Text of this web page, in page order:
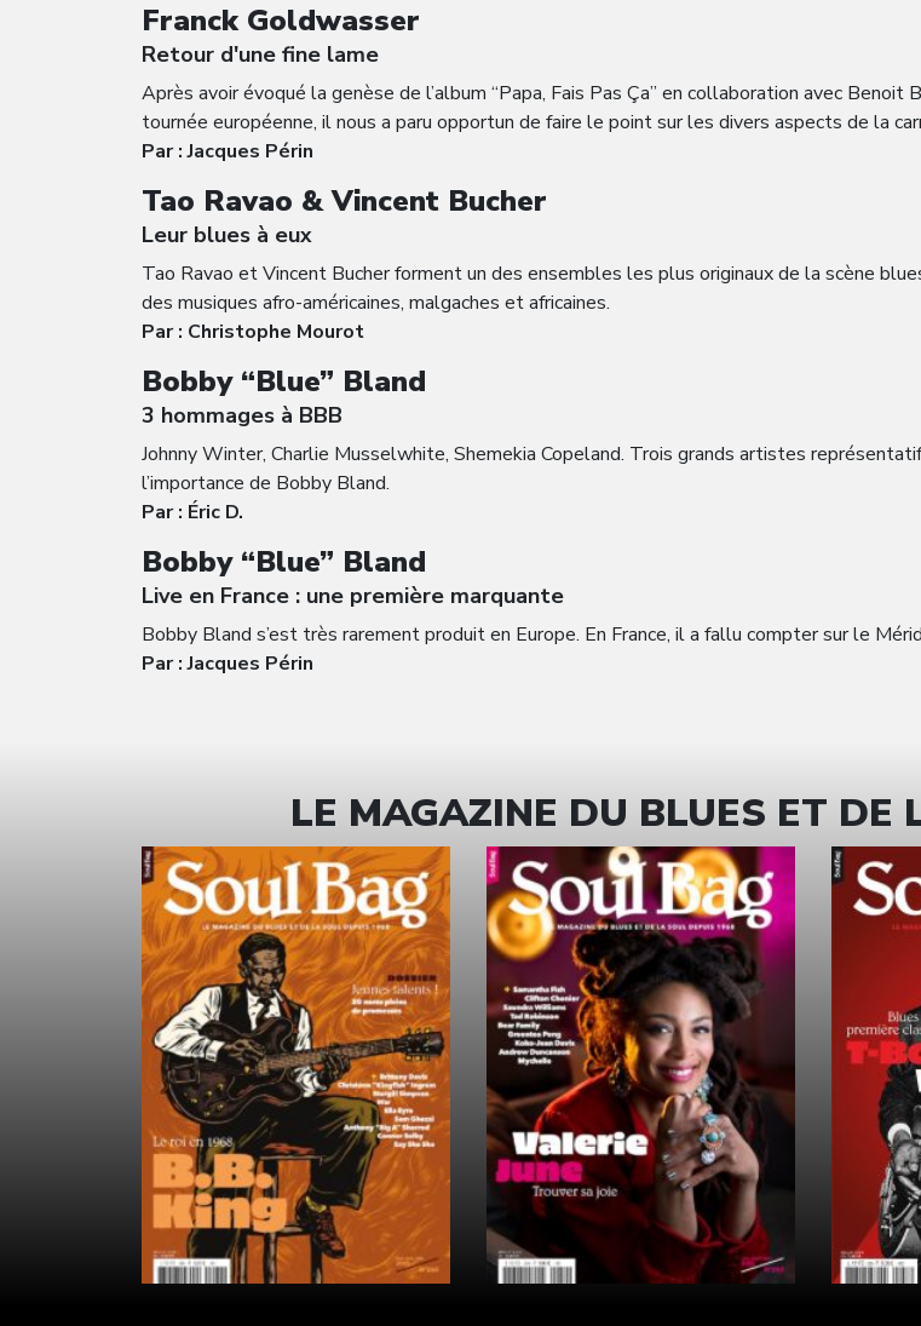
Franck Goldwasser
Retour d'une fine lame
Après avoir évoqué la genèse de l’album “Papa, Fais Pas Ça” en collaboration avec
tournée européenne, il nous a paru opportun de faire le point sur les divers aspects de la
Par : Jacques Périn
Tao Ravao & Vincent Bucher
Leur blues à eux
Tao Ravao et Vincent Bucher forment un des ensembles les plus originaux de la scène
des musiques afro-américaines, malgaches et africaines.
Par : Christophe Mourot
Bobby “Blue” Bland
3 hommages à BBB
Johnny Winter, Charlie Musselwhite, Shemekia Copeland. Trois grands artistes
l’importance de Bobby Bland.
Par : Éric D.
Bobby “Blue” Bland
Live en France : une première marquante
Bobby Bland s’est très rarement produit en Europe. En France, il a fallu compter sur le
Par : Jacques Périn
LE MAGAZINE DU BLUES ET DE